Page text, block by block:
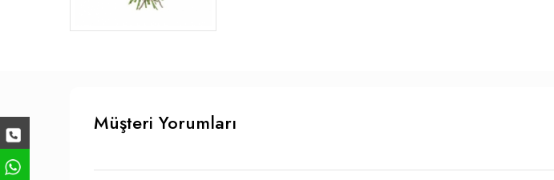
Müşteri Yorumları